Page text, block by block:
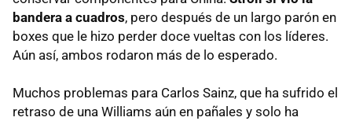
bandera a cuadros, pero después de un largo parón en
boxes que le hizo perder doce vueltas con los líderes.
Aún así, ambos rodaron más de lo esperado.
Muchos problemas para Carlos Sainz, que ha sufrido el
retraso de una Williams aún en pañales y solo ha